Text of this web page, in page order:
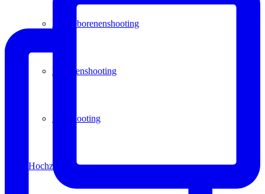
Neugeborenenshooting
Familienshooting
Paarshooting
Hochzeit